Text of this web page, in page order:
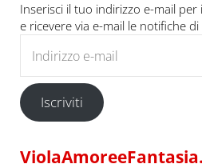
Inserisci il tuo indirizzo e-mail
e ricevere via e-mail le notifiche
Iscriviti